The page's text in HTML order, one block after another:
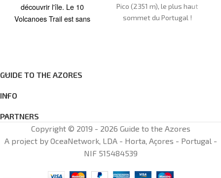
découvrir l'île. Le 10
Volcanoes Trail est sans
Azores Trail Run. Ce sentier
visiter l'île pour ceux qui
emportent leurs chaussures
de course partout où ils
vont.
Pico (2351 m), le plus haut
sommet du Portugal !
GUIDE TO THE AZORES
INFO
PARTNERS
Copyright © 2019 - 2026 Guide to the Azores
A project by OceaNetwork, LDA - Horta, Açores - Portugal -
NIF 515484539